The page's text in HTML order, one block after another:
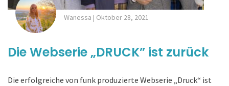
Wanessa | Oktober 28, 2021
Die Webserie „DRUCK” ist zurück
Die erfolgreiche von funk produzierte Webserie „Druck“ ist